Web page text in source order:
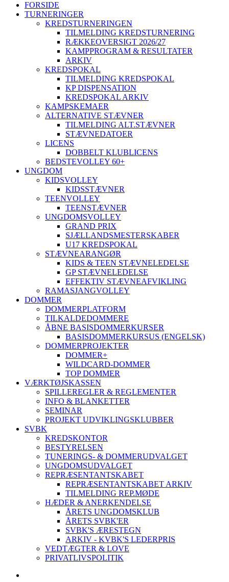
FORSIDE
TURNERINGER
KREDSTURNERINGEN
TILMELDING KREDSTURNERING
RÆKKEOVERSIGT 2026/27
KAMPPROGRAM & RESULTATER
ARKIV
KREDSPOKAL
TILMELDING KREDSPOKAL
KP DISPENSATION
KREDSPOKAL ARKIV
KAMPSKEMAER
ALTERNATIVE STÆVNER
TILMELDING ALT.STÆVNER
STÆVNEDATOER
LICENS
DOBBELT KLUBLICENS
BEDSTEVOLLEY 60+
UNGDOM
KIDSVOLLEY
KIDSSTÆVNER
TEENVOLLEY
TEENSTÆVNER
UNGDOMSVOLLEY
GRAND PRIX
SJÆLLANDSMESTERSKABER
U17 KREDSPOKAL
STÆVNEARANGØR
KIDS & TEEN STÆVNELEDELSE
GP STÆVNELEDELSE
EFFEKTIV STÆVNEAFVIKLING
RAMASJANGVOLLEY
DOMMER
DOMMERPLATFORM
TILKALDEDOMMERE
ÅBNE BASISDOMMERKURSER
BASISDOMMERKURSUS (ENGELSK)
DOMMERPROJEKTER
DOMMER+
WILDCARD-DOMMER
TOP DOMMER
VÆRKTØJSKASSEN
SPILLEREGLER & REGLEMENTER
INFO & BLANKETTER
SEMINAR
PROJEKT UDVIKLINGSKLUBBER
SVBK
KREDSKONTOR
BESTYRELSEN
TUNERINGS- & DOMMERUDVALGET
UNGDOMSUDVALGET
REPRÆSENTANTSKABET
REPRÆSENTANTSKABET ARKIV
TILMELDING REP.MØDE
HÆDER & ANERKENDELSE
ÅRETS UNGDOMSKLUB
ÅRETS SVBK'ER
SVBK'S ÆRESTEGN
ARKIV - KVBK'S LEDERPRIS
VEDTÆGTER & LOVE
PRIVATLIVSPOLITIK